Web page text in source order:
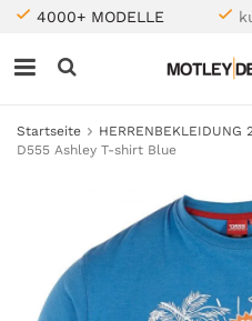
4000+ MODELLE
Startseite HERRENBEKLEIDUNG
D555 Ashley T-shirt Blue